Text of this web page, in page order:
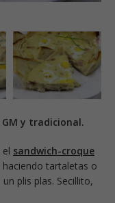
y tradicional.
sandwich-croque
tartaletas o
plis plas. Secillito,